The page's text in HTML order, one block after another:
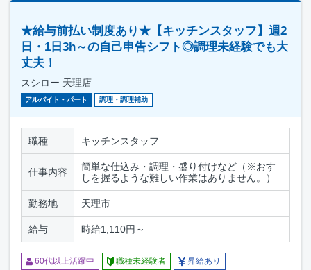
★給与前払い制度あり★【キッチンスタッフ】週2
日・1日3h～の自己申告シフト◎調理未経験でも大
丈夫！
スシロー 天理店
アルバイト・パート 調理・調理補助
職種 キッチンスタッフ
仕事内容
簡単な仕込み・調理・盛り付けなど（※おす
しを握るような難しい作業はありません。）
勤務地 天理市
給与 時給1,110円～
60代以上活躍中 職種未経験者 昇給あり